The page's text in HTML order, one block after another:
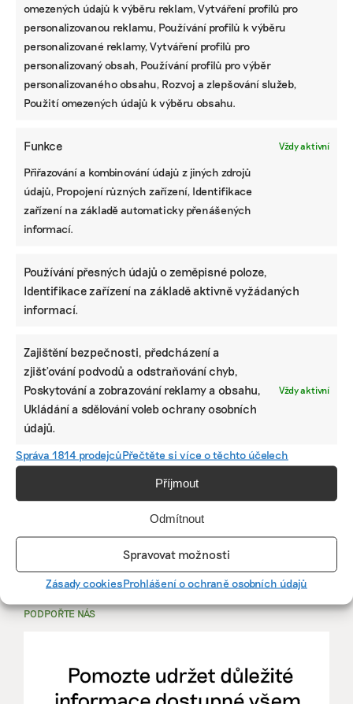
omezených údajů k výběru reklam, Vytváření profilů pro
personalizovanou reklamu, Používání profilů k výběru
personalizované reklamy, Vytváření profilů pro
personalizovaný obsah, Používání profilů pro výběr
personalizovaného obsahu, Rozvoj a zlepšování služeb,
Použití omezených údajů k výběru obsahu.
Funkce Vždy aktivní
Přiřazování a kombinování údajů z jiných zdrojů
údajů, Propojení různých zařízení, Identifikace
zařízení na základě automaticky přenášených
informací.
Používání přesných údajů o zeměpisné poloze,
Identifikace zařízení na základě aktivně vyžádaných
informací.
Zajištění bezpečnosti, předcházení a
zjišťování podvodů a odstraňování chyb,
Poskytování a zobrazování reklamy a obsahu,
Ukládání a sdělování voleb ochrany osobních
údajů.
Vždy aktivní
Správa 1814 prodejcůPřečtěte si více o těchto účelech
Příjmout
Odmítnout
Spravovat možnosti
Zásady cookiesProhlášení o ochraně osobních údajů
PRÁCE, KTERÁ ZLEPŠÍ SVĚT
mutualus
udržitelnosti
Více naEkoJobs>
PODPOŘTE NÁS